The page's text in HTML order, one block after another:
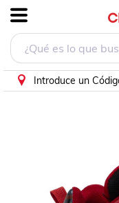
Introduce un
Tenis Con